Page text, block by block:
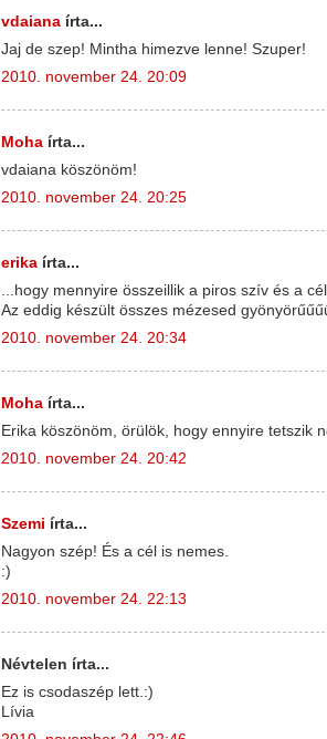
vdaiana írta...
Jaj de szep! Mintha himezve lenne! Szuper!
2010. november 24. 20:09
Moha írta...
vdaiana köszönöm!
2010. november 24. 20:25
erika írta...
...hogy mennyire összeillik a piros szív és a
Az eddig készült összes mézesed
2010. november 24. 20:34
Moha írta...
Erika köszönöm, örülök, hogy ennyire tetszik
2010. november 24. 20:42
Szemi írta...
Nagyon szép! És a cél is nemes.
:)
2010. november 24. 22:13
Névtelen írta...
Ez is csodaszép lett.:)
Lívia